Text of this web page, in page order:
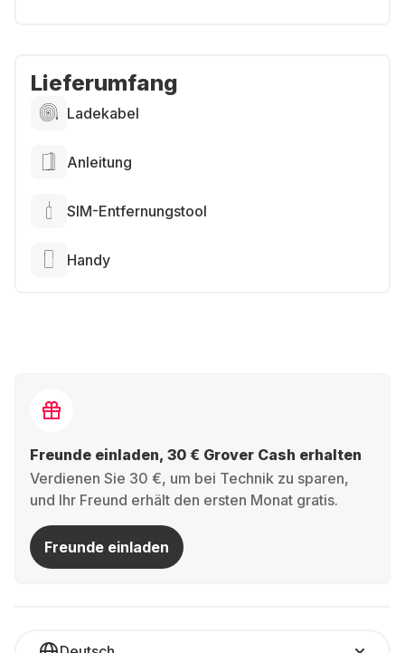
Lieferumfang
Ladekabel
Anleitung
SIM-Entfernungstool
Handy
Freunde einladen, 30 € Grover Cash erhalten
Verdienen Sie 30 €, um bei Technik zu sparen,
und Ihr Freund erhält den ersten Monat gratis.
Freunde einladen